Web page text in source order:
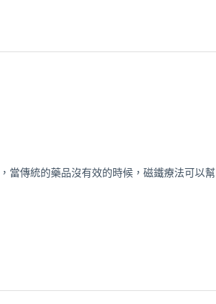
傳統的藥品沒有效的時候，磁鐵療法可以幫